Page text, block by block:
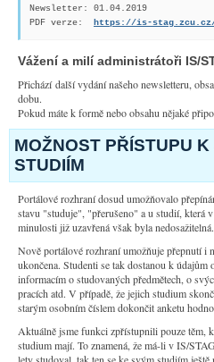
Newsletter: 01.04.2019
PDF verze:
https://is-stag.zcu.cz/
Vážení a milí administrátoři IS/
Přichází další vydání našeho newsletteru,
dobu.
Pokud máte k formě nebo obsahu nějaké
MOŽNOST PŘÍSTUPU
STUDIÍM
Portálové rozhraní dosud umožňovalo
stavu "studuje", "přerušeno" a u studií, která
minulosti již uzavřená však byla nedosažitelná.
Nově portálové rozhraní umožňuje přepnutí i
ukončena. Studenti se tak dostanou k údajům
informacím o studovaných předmětech, o
pracích atd. V případě, že jejich studium
starým osobním číslem dokončit anketu
Aktuálně jsme funkci zpřístupnili pouze těm,
studium mají. To znamená, že má-li v IS/